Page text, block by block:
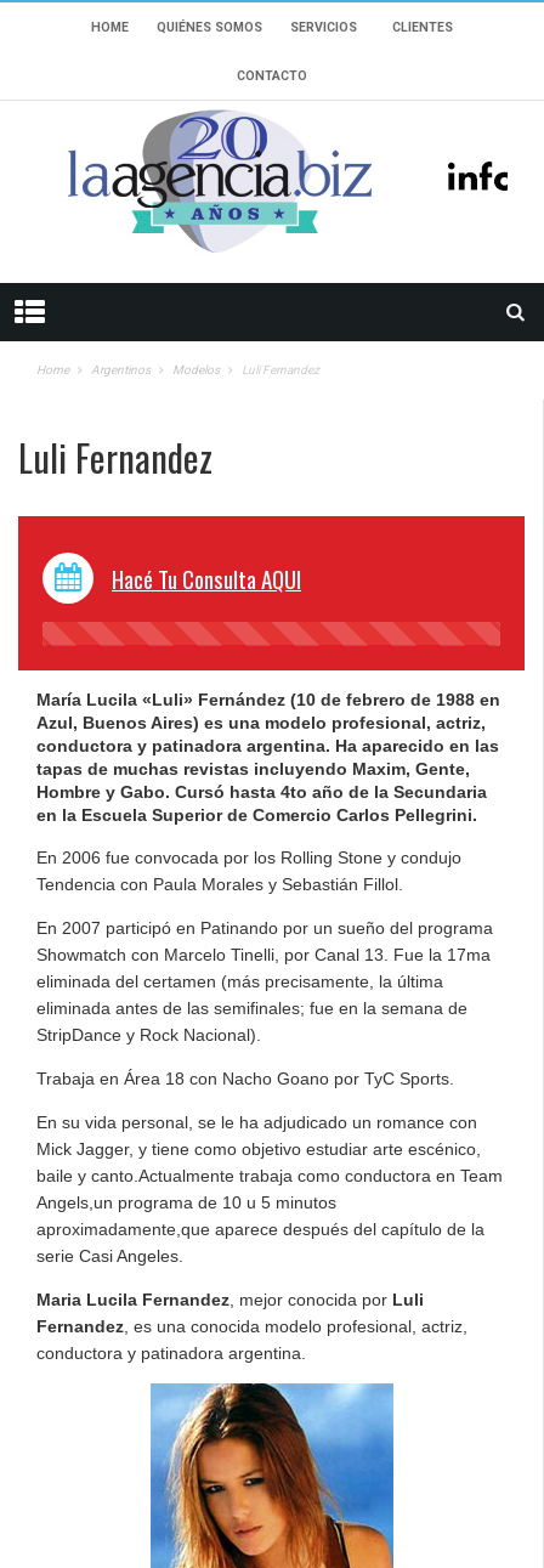
HOME QUIÉNES SOMOS SERVICIOS CLIENTES
CONTACTO
Home Argentinos Modelos Luli Fernandez
Luli Fernandez
Hacé Tu Consulta AQUI
45%
María Lucila «Luli» Fernández (10 de febrero de 1988 en
Azul, Buenos Aires) es una modelo profesional, actriz,
conductora y patinadora argentina. Ha aparecido en las
tapas de muchas revistas incluyendo Maxim, Gente,
Hombre y Gabo. Cursó hasta 4to año de la Secundaria
en la Escuela Superior de Comercio Carlos Pellegrini.
En 2006 fue convocada por los Rolling Stone y condujo
Tendencia con Paula Morales y Sebastián Fillol.
En 2007 participó en Patinando por un sueño del programa
Showmatch con Marcelo Tinelli, por Canal 13. Fue la 17ma
eliminada del certamen (más precisamente, la última
eliminada antes de las semifinales; fue en la semana de
StripDance y Rock Nacional).
Trabaja en Área 18 con Nacho Goano por TyC Sports.
En su vida personal, se le ha adjudicado un romance con
Mick Jagger, y tiene como objetivo estudiar arte escénico,
baile y canto.Actualmente trabaja como conductora en Team
Angels,un programa de 10 u 5 minutos
aproximadamente,que aparece después del capítulo de la
serie Casi Angeles.
Maria Lucila Fernandez , mejor conocida por Luli
Fernandez , es una conocida modelo profesional, actriz,
conductora y patinadora argentina.